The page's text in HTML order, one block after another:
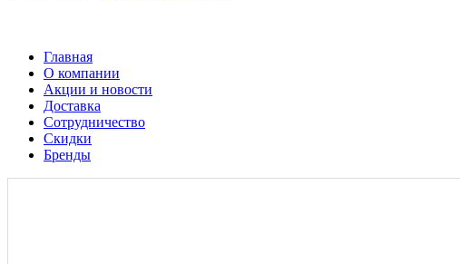
Главная
О компании
Акции и новости
Доставка
Сотрудничество
Скидки
Бренды